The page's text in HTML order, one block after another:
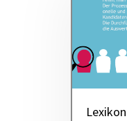
Lexikon